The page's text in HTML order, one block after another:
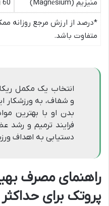
منیزیم (Magnésium)
60 mg
*درصد از ارزش مرجع روزانه
متفاوت باشد.
انتخاب یک مکمل
و شفاف، به ورزشکار
بدن او با بهترین
فرایند ترمیم و رشد
دستیابی به اهداف
راهنمای مصرف
پروتک برای